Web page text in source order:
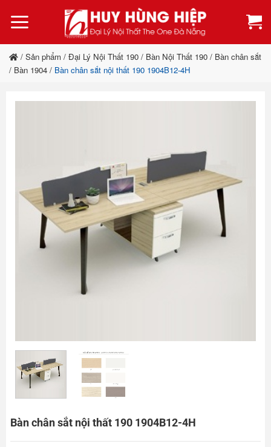
qua
dung
/ Sản phẩm / Đại Lý Nội Thất 190 / Bàn Nội Thất 190 / Bàn chân sắt
/ Bàn 1904 / Bàn chân sắt nội thất 190 1904B12-4H
Bàn chân sắt nội thất 190 1904B12-4H